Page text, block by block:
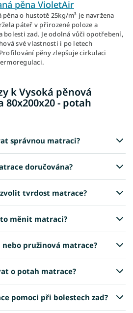
pěna VioletAir
o hustotě 25kg/m³ je navržena
páteř v přirozené poloze a
bolesti zad. Je odolná vůči opotřebení,
své vlastnosti i po letech
pěny zlepšuje cirkulaci
k Vysoká pěnová
- potah
správnou matraci?
doručována?
zvolit tvrdost matrace?
měnit matraci?
nebo pružinová matrace?
o potah matrace?
pomoci při bolestech zad?